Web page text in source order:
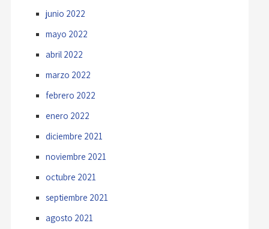
junio 2022
mayo 2022
abril 2022
marzo 2022
febrero 2022
enero 2022
diciembre 2021
noviembre 2021
octubre 2021
septiembre 2021
agosto 2021